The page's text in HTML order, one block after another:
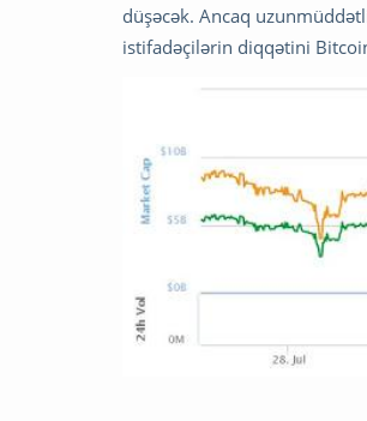
düşəcək. Ancaq
istifadəçilərin diqqətini